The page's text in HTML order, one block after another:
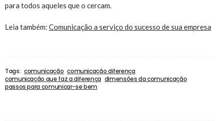
para todos aqueles que o cercam.
Leia também: Comunicação a serviço do sucesso de sua empresa
Tags: comunicação comunicação diferença
comunicação que faz a diferença dimensões da comunicação
passos para comunicar-se bem